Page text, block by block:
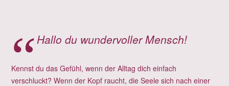
Hallo du wundervoller Mensch!
Kennst du das Gefühl, wenn der Alltag dich einfach
verschluckt? Wenn der Kopf raucht, die Seele sich nach einer